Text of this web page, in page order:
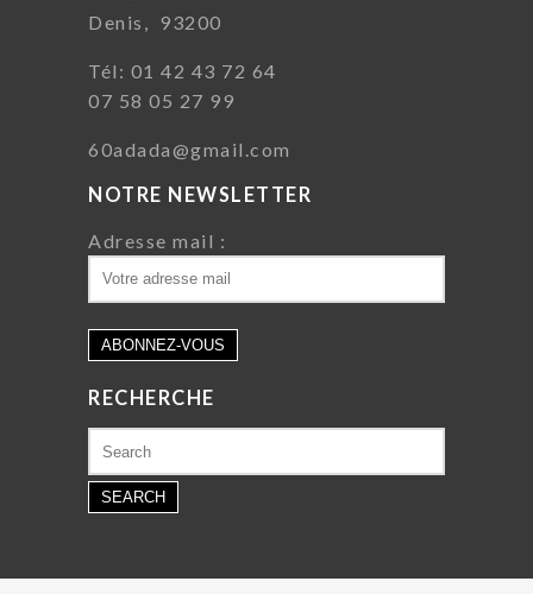
Denis, 93200
Tél: 01 42 43 72 64
07 58 05 27 99
60adada@gmail.com
NOTRE NEWSLETTER
Adresse mail :
RECHERCHE
for: